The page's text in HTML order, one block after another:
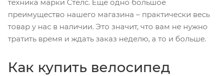
техника марки Стелс. Еще одно большое
преимущество нашего магазина – практически весь
товар у нас в наличии. Это значит, что вам не нужно
тратить время и ждать заказ неделю, а то и больше.
Как купить велосипед